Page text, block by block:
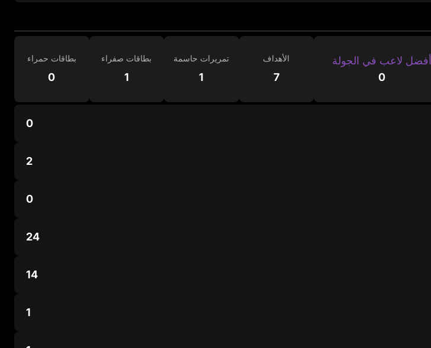
أفضل لاعب في الجولة
0
الأهداف
7
تمريرات حاسمة
1
بطاقات صفراء
1
بطاقات حمراء
0
0
2
0
24
14
1